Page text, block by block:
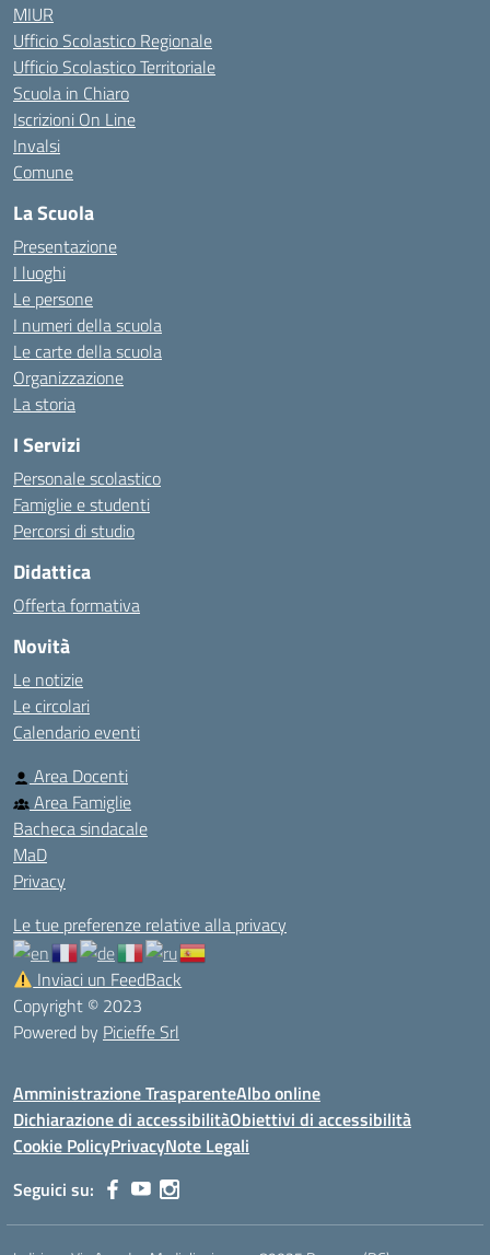
MIUR
Ufficio Scolastico Regionale
Ufficio Scolastico Territoriale
Scuola in Chiaro
Iscrizioni On Line
Invalsi
Comune
La Scuola
Presentazione
I luoghi
Le persone
I numeri della scuola
Le carte della scuola
Organizzazione
La storia
I Servizi
Personale scolastico
Famiglie e studenti
Percorsi di studio
Didattica
Offerta formativa
Novità
Le notizie
Le circolari
Calendario eventi
Area Docenti
Area Famiglie
Bacheca sindacale
MaD
Privacy
Le tue preferenze relative alla privacy
Inviaci un FeedBack
Copyright © 2023
Powered by Picieffe Srl
Amministrazione TrasparenteAlbo online
Dichiarazione di accessibilitàObiettivi di accessibilità
Cookie PolicyPrivacyNote Legali
Seguici su: